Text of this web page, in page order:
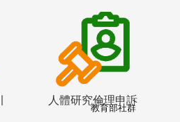
人體研究倫理申訴
教育部社群